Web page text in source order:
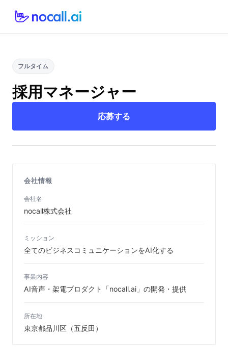
フルタイム
採用マネージャー
応募する
会社情報
会社名
nocall株式会社
ミッション
全てのビジネスコミュニケーションをAI化する
事業内容
AI音声・架電プロダクト「nocall.ai」の開発・提供
所在地
東京都品川区（五反田）